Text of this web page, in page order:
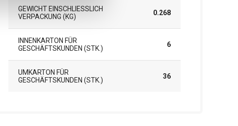
GEWICHT EINSCHLIESSLICH V
ERPACKUNG (KG)
0.268
INNENKARTON FÜR
GESCHÄFTSKUNDEN (STK.)
6
UMKARTON FÜR
GESCHÄFTSKUNDEN (STK.)
36